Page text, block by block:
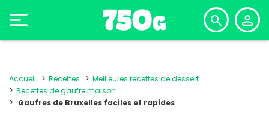
Accueil Recettes
Meilleures recettes de dessert
Recettes de gaufre maison
Gaufres de Bruxelles faciles et rapides